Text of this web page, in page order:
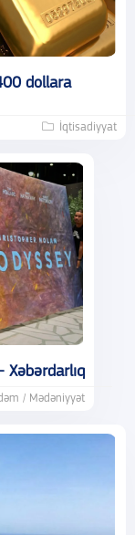
dollara
İqtisadiyyat
Xəbərdarlıq
/ Mədəniyyət